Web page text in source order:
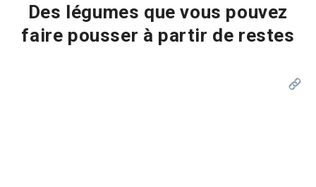
Des légumes que vous pouvez
faire pousser à partir de restes